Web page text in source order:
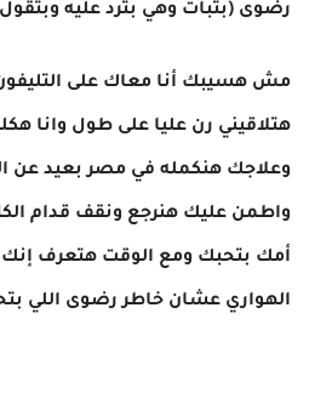
رضوى (بثبات وهي بترد عليه
مش هسيبك أنا معاك على
هتلاقيني رن عليا على طول وانا
وعلاجك هنكمله في مصر بعيد عن
واطمن عليك هنرجع ونقف قدام
أمك بتحبك ومع الوقت هتعرف
الهواري عشان خاطر رضوى اللي